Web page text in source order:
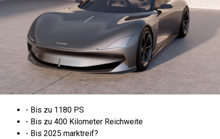
- Bis zu 1180 PS
- Bis zu 400 Kilometer Reichweite
- Bis 2025 marktreif?